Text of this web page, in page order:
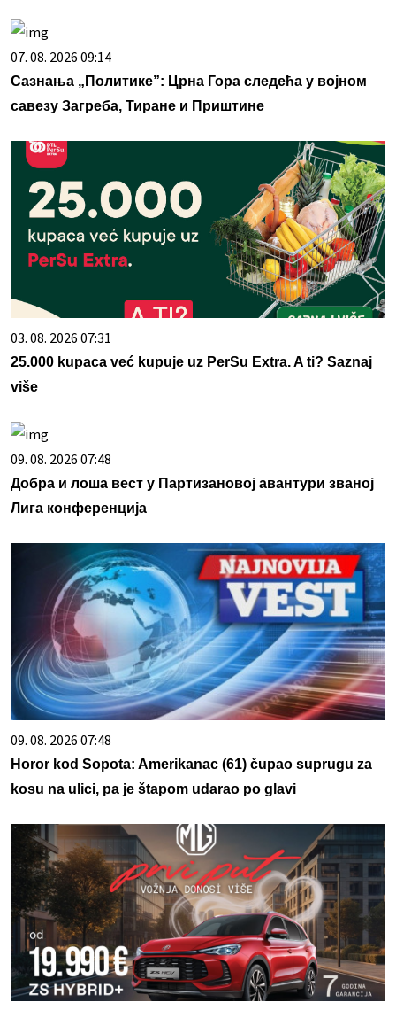
07. 08. 2026 09:14
Сазнања „Политике”: Црна Гора следећа у војном
савезу Загреба, Тиране и Приштине
03. 08. 2026 07:31
25.000 kupaca već kupuje uz PerSu Extra. A ti? Saznaj
više
09. 08. 2026 07:48
Добра и лоша вест у Партизановој авантури званој
Лига конференција
09. 08. 2026 07:48
Horor kod Sopota: Amerikanac (61) čupao suprugu za
kosu na ulici, pa je štapom udarao po glavi